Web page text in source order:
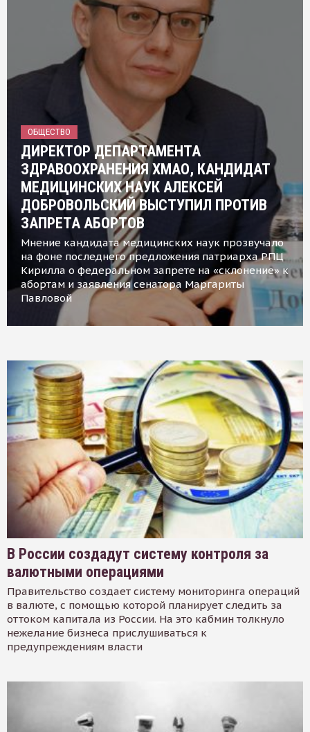
ОБЩЕСТВО
ДИРЕКТОР ДЕПАРТАМЕНТА
ЗДРАВООХРАНЕНИЯ ХМАО, КАНДИДАТ
МЕДИЦИНСКИХ НАУК АЛЕКСЕЙ
ДОБРОВОЛЬСКИЙ ВЫСТУПИЛ ПРОТИВ
ЗАПРЕТА АБОРТОВ
Мнение кандидата медицинских наук прозвучало
на фоне последнего предложения патриарха РПЦ
Кирилла о федеральном запрете на «склонение» к
абортам и заявления сенатора Маргариты
Павловой
В России создадут систему контроля за
валютными операциями
Правительство создает систему мониторинга операций
в валюте, с помощью которой планирует следить за
оттоком капитала из России. На это кабмин толкнуло
нежелание бизнеса прислушиваться к
предупреждениям власти